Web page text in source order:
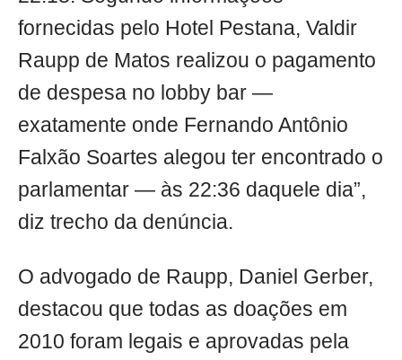
fornecidas pelo Hotel Pestana, Valdir
Raupp de Matos realizou o pagamento
de despesa no lobby bar —
exatamente onde Fernando Antônio
Falxão Soartes alegou ter encontrado o
parlamentar — às 22:36 daquele dia”,
diz trecho da denúncia.
O advogado de Raupp, Daniel Gerber,
destacou que todas as doações em
2010 foram legais e aprovadas pela